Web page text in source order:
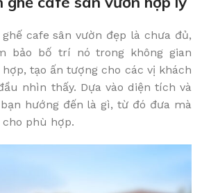
cafe sân vườn đẹp là chưa đủ,
bảo bố trí nó trong không gian
tạo ấn tượng cho các vị khách
nhìn thấy. Dựa vào diện tích và
hướng đến là gì, từ đó đưa mà
phù hợp.